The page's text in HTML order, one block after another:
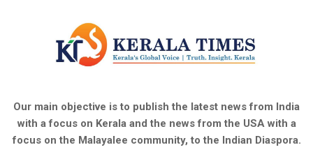
Our main objective is to publish the latest news from India
with a focus on Kerala and the news from the USA with a
focus on the Malayalee community, to the Indian Diaspora.